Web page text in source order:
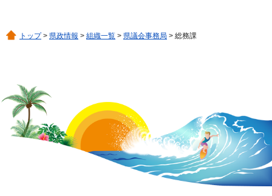
トップ> 県政情報 > 組織一覧 > 県議会事務局 > 総務課